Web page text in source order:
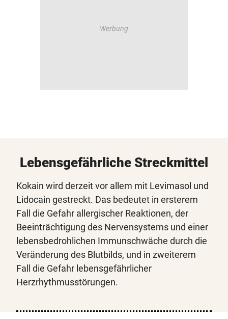
Lebensgefährliche Streckmittel
Kokain wird derzeit vor allem mit Levimasol und
Lidocain gestreckt. Das bedeutet in ersterem
Fall die Gefahr allergischer Reaktionen, der
Beeinträchtigung des Nervensystems und einer
lebensbedrohlichen Immunschwäche durch die
Veränderung des Blutbilds, und in zweiterem
Fall die Gefahr lebensgefährlicher
Herzrhythmusstörungen.